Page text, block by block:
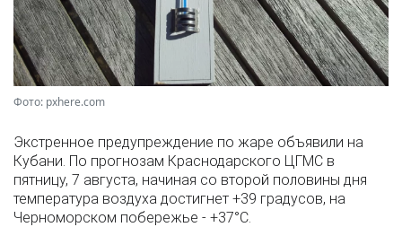
Фото: pxhere.com
Экстренное предупреждение по жаре объявили на
Кубани. По прогнозам Краснодарского ЦГМС в
пятницу, 7 августа, начиная со второй половины дня
температура воздуха достигнет +39 градусов, на
Черноморском побережье - +37°­С.